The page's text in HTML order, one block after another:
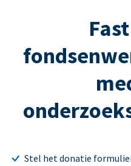
Stel het donatie